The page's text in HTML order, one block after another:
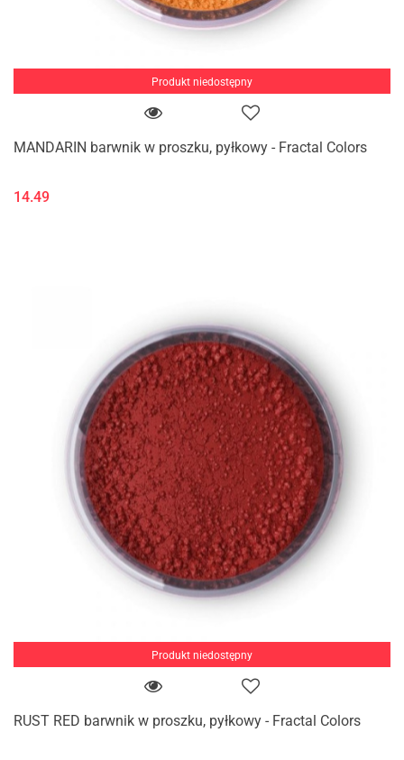
Produkt niedostępny
MANDARIN barwnik w proszku, pyłkowy - Fractal Colors
14.49
Produkt niedostępny
RUST RED barwnik w proszku, pyłkowy - Fractal Colors